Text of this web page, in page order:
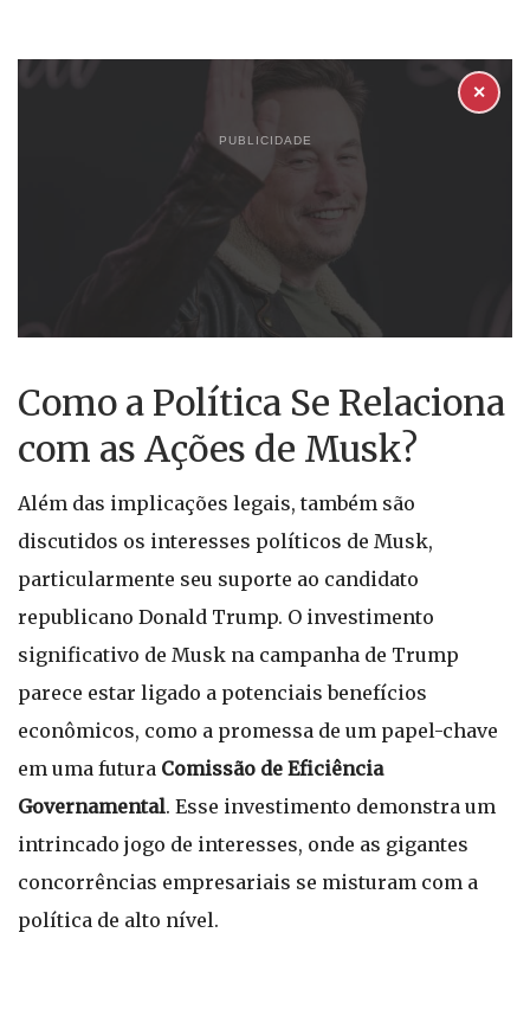
PUBLICIDADE
✕
Como a Política Se Relaciona
com as Ações de Musk?
Além das implicações legais, também são
discutidos os interesses políticos de Musk,
particularmente seu suporte ao candidato
republicano Donald Trump. O investimento
significativo de Musk na campanha de Trump
parece estar ligado a potenciais benefícios
econômicos, como a promessa de um papel-chave
em uma futura Comissão de Eficiência
Governamental. Esse investimento demonstra um
intrincado jogo de interesses, onde as gigantes
concorrências empresariais se misturam com a
política de alto nível.